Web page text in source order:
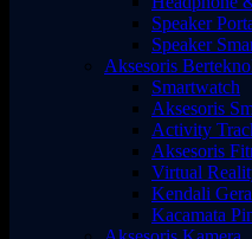
Speaker
Speaker
Aksesoris
Smartwatch
Aksesoris
Activity
Aksesoris
Virtual
Kendali
Kacamata